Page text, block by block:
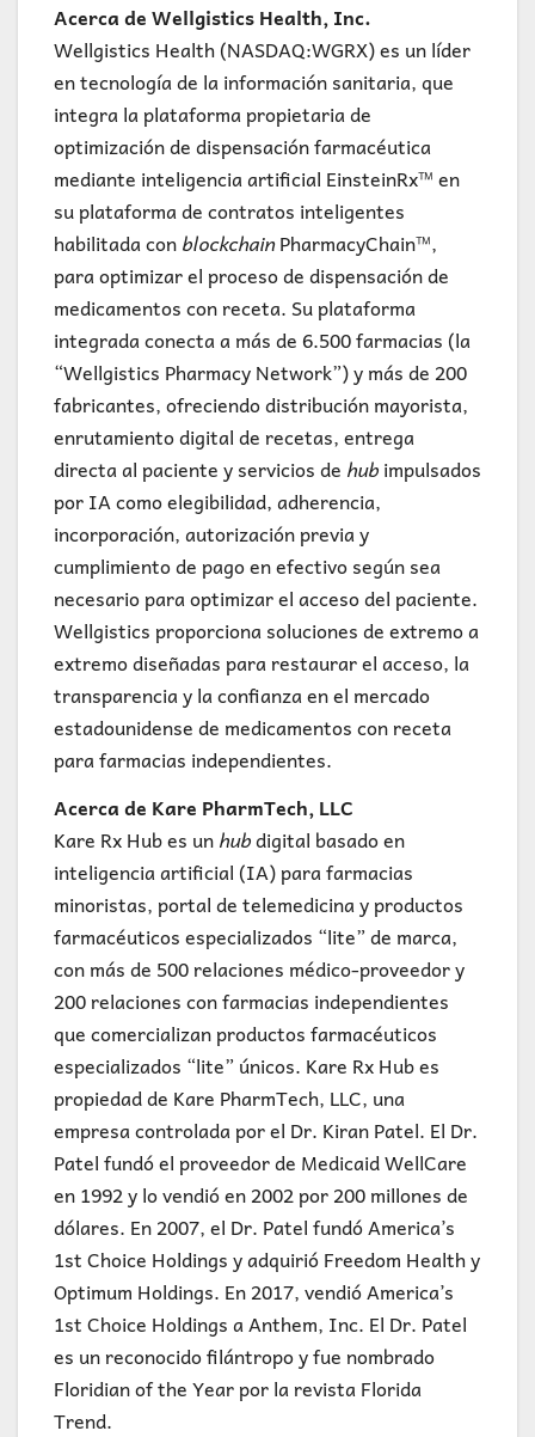
Acerca de Wellgistics Health, Inc.
Wellgistics Health (NASDAQ:WGRX) es un líder
en tecnología de la información sanitaria, que
integra la plataforma propietaria de
optimización de dispensación farmacéutica
mediante inteligencia artificial EinsteinRx™ en
su plataforma de contratos inteligentes
habilitada conblockchainPharmacyChain™,
para optimizar el proceso de dispensación de
medicamentos con receta. Su plataforma
integrada conecta a más de 6.500 farmacias (la
“Wellgistics Pharmacy Network”) y más de 200
fabricantes, ofreciendo distribución mayorista,
enrutamiento digital de recetas, entrega
directa al paciente y servicios de hubimpulsados
por IA como elegibilidad, adherencia,
incorporación, autorización previa y
cumplimiento de pago en efectivo según sea
necesario para optimizar el acceso del paciente.
Wellgistics proporciona soluciones de extremo a
extremo diseñadas para restaurar el acceso, la
transparencia y la confianza en el mercado
estadounidense de medicamentos con receta
para farmacias independientes.
Acerca de Kare PharmTech, LLC
Kare Rx Hub es unhubdigital basado en
inteligencia artificial (IA) para farmacias
minoristas, portal de telemedicina y productos
farmacéuticos especializados “lite” de marca,
con más de 500 relaciones médico-proveedor y
200 relaciones con farmacias independientes
que comercializan productos farmacéuticos
especializados “lite” únicos. Kare Rx Hub es
propiedad de Kare PharmTech, LLC, una
empresa controlada por el Dr. Kiran Patel. El Dr.
Patel fundó el proveedor de Medicaid WellCare
en 1992 y lo vendió en 2002 por 200 millones de
dólares. En 2007, el Dr. Patel fundó America’s
1st Choice Holdings y adquirió Freedom Health y
Optimum Holdings. En 2017, vendió America’s
1st Choice Holdings a Anthem, Inc. El Dr. Patel
es un reconocido filántropo y fue nombrado
Floridian of the Year por la revista Florida
Trend.